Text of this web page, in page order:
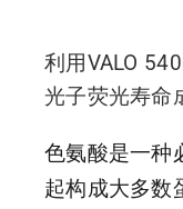
利用VALO
光子荧光寿命
色氨酸是一种
起构成大多数